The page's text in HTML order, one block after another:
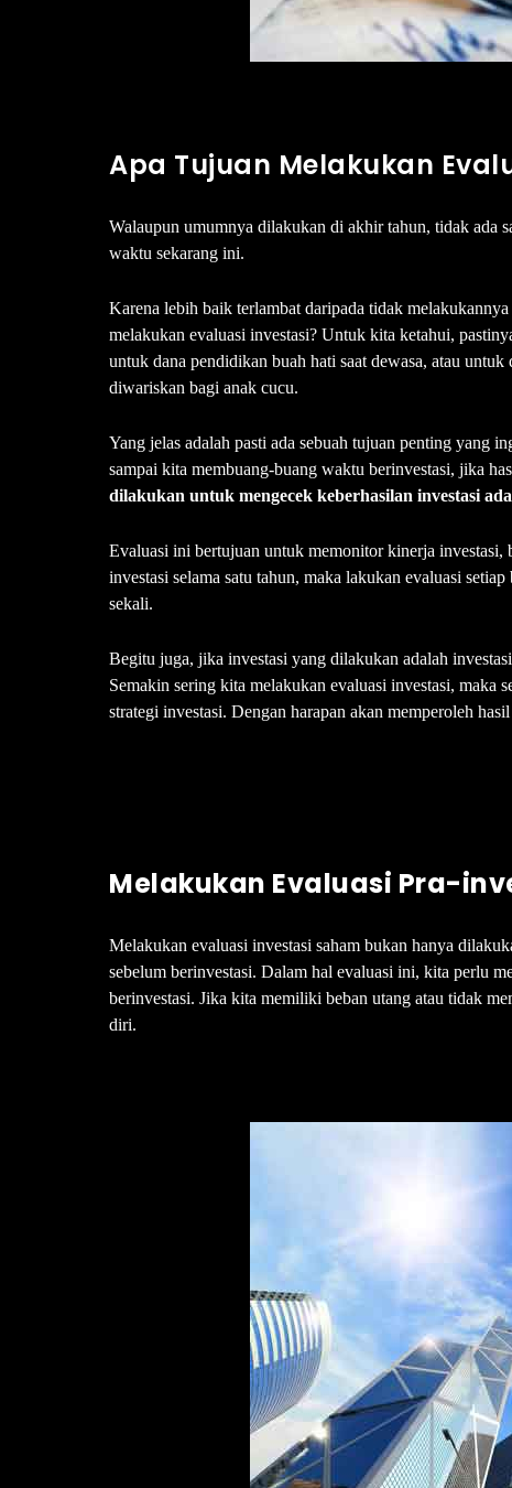
Apa Tujuan Melakukan
Walaupun umumnya dilakukan di akhir tahun, tidak ada
waktu sekarang ini.
Karena lebih baik terlambat daripada tidak
melakukan evaluasi investasi? Untuk kita ketahui,
untuk dana pendidikan buah hati saat dewasa, atau
diwariskan bagi anak cucu.
Yang jelas adalah pasti ada sebuah tujuan penting yang
sampai kita membuang-buang waktu berinvestasi, jika
dilakukan untuk mengecek keberhasilan investasi
Evaluasi ini bertujuan untuk memonitor kinerja
investasi selama satu tahun, maka lakukan evaluasi
sekali.
Begitu juga, jika investasi yang dilakukan adalah
Semakin sering kita melakukan evaluasi investasi,
strategi investasi. Dengan harapan akan memperoleh
Melakukan Evaluasi Pra-
Melakukan evaluasi investasi saham bukan hanya
sebelum berinvestasi. Dalam hal evaluasi ini, kita perlu
berinvestasi. Jika kita memiliki beban utang atau tidak
diri.